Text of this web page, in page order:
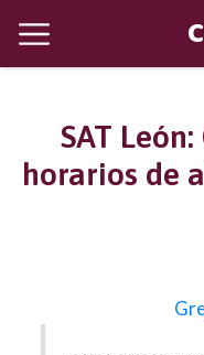
SAT
horarios de